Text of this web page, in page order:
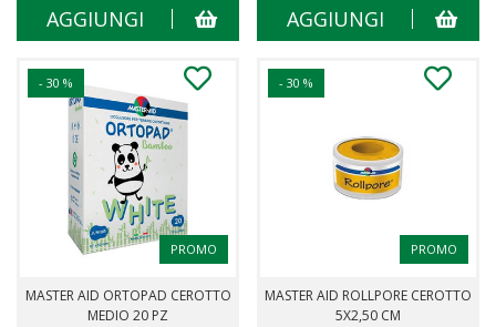
AGGIUNGI AGGIUNGI
- 30 %
PROMO
MASTER AID ORTOPAD CEROTTO
MEDIO 20 PZ
- 30 %
PROMO
MASTER AID ROLLPORE CEROTTO
5X2,50 CM